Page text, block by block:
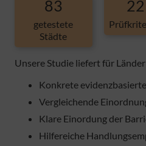
83
getestete
Städte
22
Unsere Studie liefert für
Konkrete
Vergleichende
Klare Einordung der
Hilfereiche